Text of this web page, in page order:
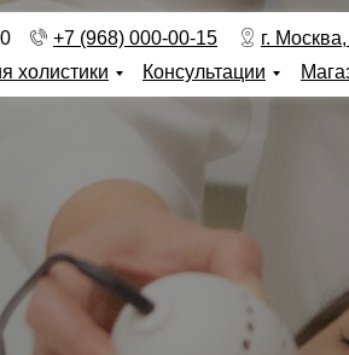
холистики Консультации
г.
+7 (968) 000-00-15